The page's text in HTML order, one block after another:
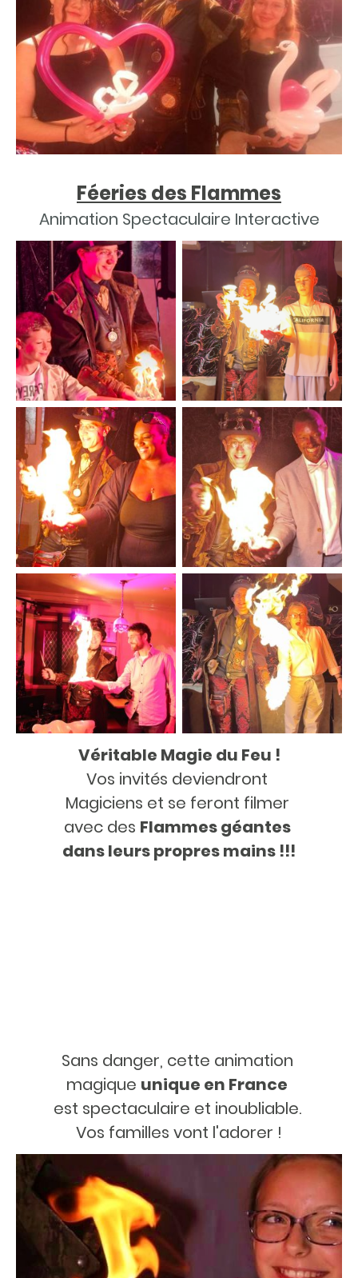
Féeries des Flammes
Animation Spectaculaire Interactive
Véritable Magie du Feu !
Vos invités deviendront
Magiciens et se feront filmer
avec des Flammes géantes
dans leurs propres mains !!!
Sans danger, cette animation
magique unique en France
est spectaculaire et inoubliable.
Vos familles vont l'adorer !